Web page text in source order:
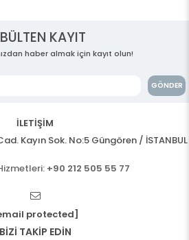
KAYIT
haber almak için kayıt olun!
GÖNDER
İLETİŞİM
Kayın Sok. No:5 Güngören / İSTANBUL
+90 212 505 55 77
protected]
BİZİ TAKİP EDİN